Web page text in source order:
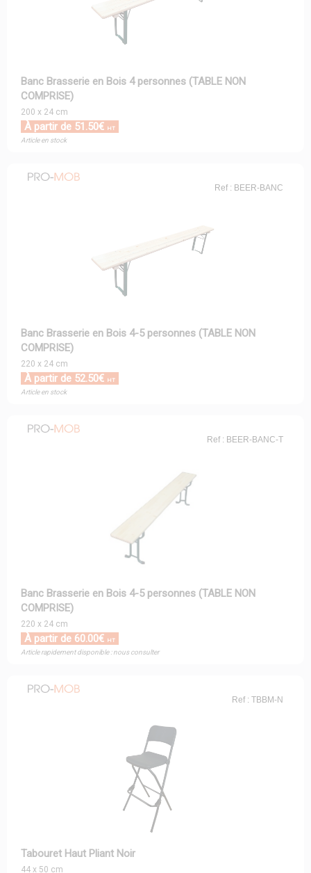
Banc Brasserie en Bois 4 personnes (TABLE NON
COMPRISE)
200 x 24 cm
À partir de 51.50€ HT
Article en stock
Ref : BEER-BANC
Banc Brasserie en Bois 4-5 personnes (TABLE NON
COMPRISE)
220 x 24 cm
À partir de 52.50€ HT
Article en stock
Ref : BEER-BANC-T
Banc Brasserie en Bois 4-5 personnes (TABLE NON
COMPRISE)
220 x 24 cm
À partir de 60.00€ HT
Article rapidement disponible : nous consulter
Ref : TBBM-N
Tabouret Haut Pliant Noir
44 x 50 cm